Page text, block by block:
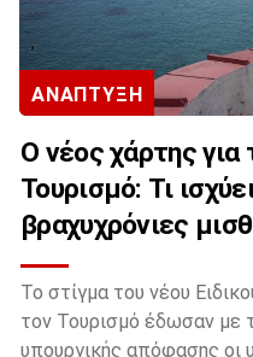
ΑΝΑΠΤΥΞΗ
Ο νέος χάρτης
Τουρισμό: Τι
βραχυχρόνιες
Το στίγμα του νέου
τον Τουρισμό έδωσαν με
υπουργικής απόφασης οι